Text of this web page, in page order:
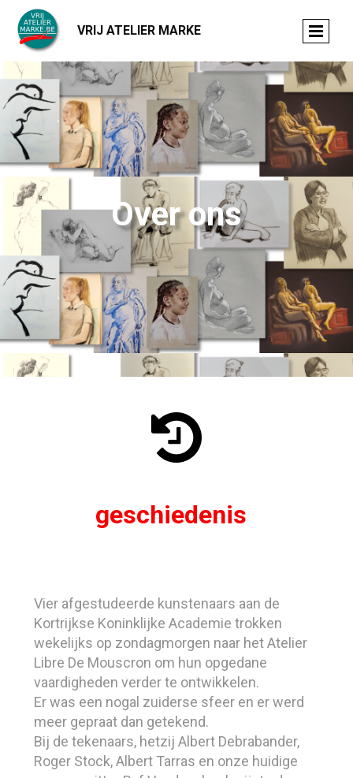
VRIJ ATELIER MARKE
Over ons

geschiedenis
Vier afgestudeerde kunstenaars aan de
Kortrijkse Koninklijke Academie trokken
wekelijks op zondagmorgen naar het Atelier
Libre De Mouscron om hun opgedane
vaardigheden verder te ontwikkelen.
Er was een nogal zuiderse sfeer en er werd
meer gepraat dan getekend.
Bij de tekenaars, hetzij Albert Debrabander,
Roger Stock, Albert Tarras en onze huidige